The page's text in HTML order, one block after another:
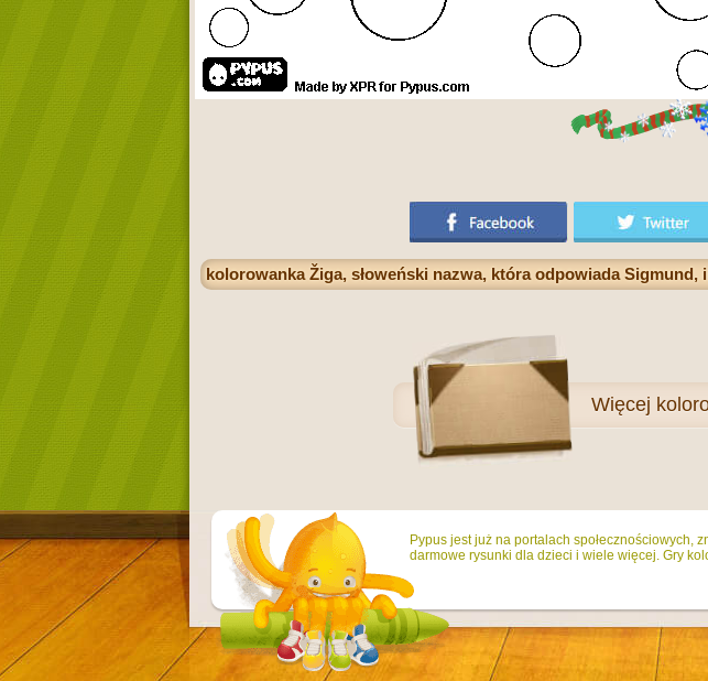
kolorowanka Žiga, słoweński nazwa, która odpowiada
Więcej
Pypus jest już na portalach społecznościowych,
darmowe rysunki dla dzieci i wiele więcej. Gry